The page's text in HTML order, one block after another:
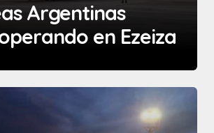
Argentinas
en Ezeiza